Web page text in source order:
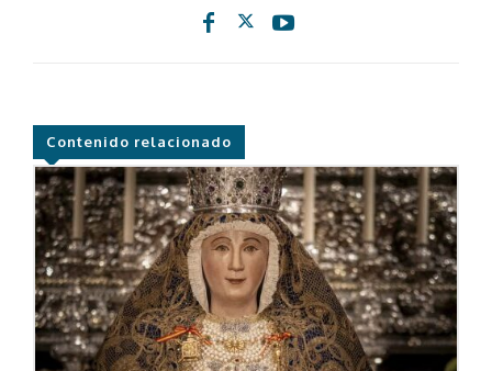
Contenido relacionado